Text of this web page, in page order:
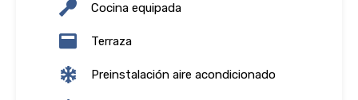
Cocina equipada
Terraza
Preinstalación aire acondicionado